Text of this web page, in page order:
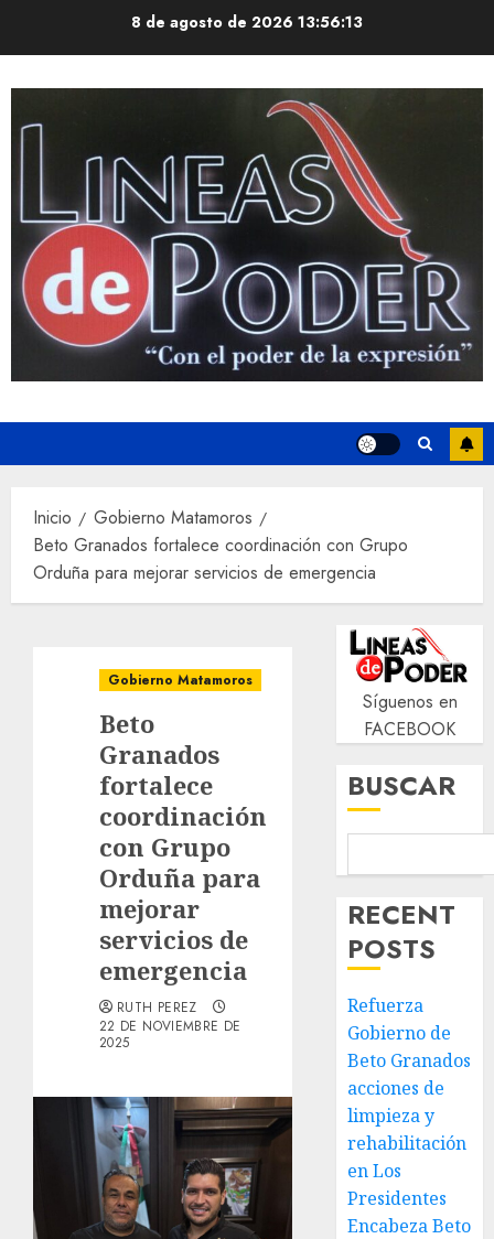
8 de agosto de 2026 13:56:14
Inicio
Gobierno Matamoros
Beto Granados fortalece coordinación con Grupo
Orduña para mejorar servicios de emergencia
Gobierno Matamoros
Beto
Granados
fortalece
coordinación
con Grupo
Orduña para
mejorar
servicios de
emergencia
RUTH PEREZ
22 DE NOVIEMBRE DE
2025
Síguenos en
FACEBOOK
BUSCAR
RECENT
POSTS
Refuerza
Gobierno de
Beto Granados
acciones de
limpieza y
rehabilitación
en Los
Presidentes
Encabeza Beto